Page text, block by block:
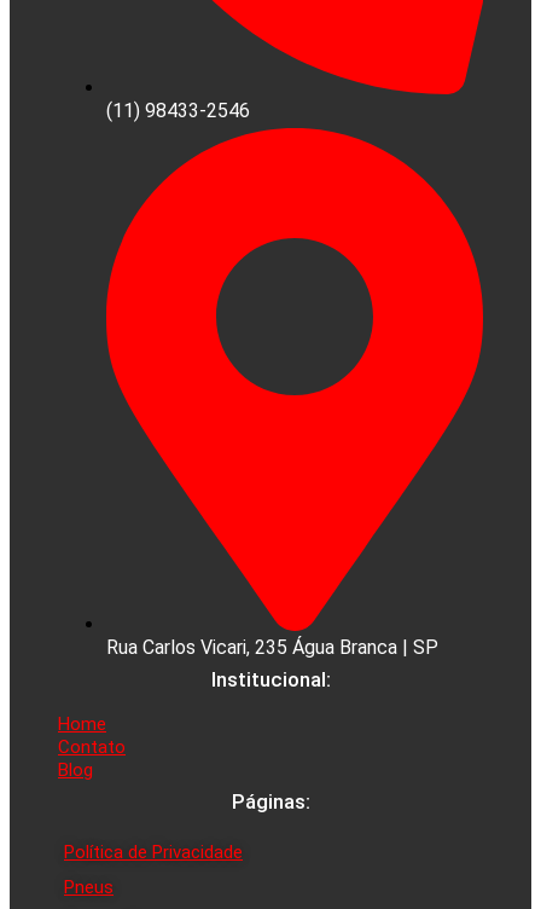
(11) 98433-2546
Rua Carlos Vicari, 235 Água Branca | SP
Institucional:
Home
Contato
Blog
Páginas:
Política de Privacidade
Pneus